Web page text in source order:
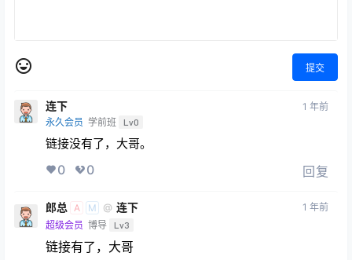
提交
连下
永久会员 学前班 Lv0
1 年前
链接没有了，大哥。
0 0 回复
郎总 A M @ 连下
超级会员 博导 Lv3
1 年前
链接有了，大哥